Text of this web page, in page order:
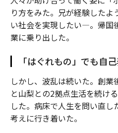
り方をみた。兄が経験した
い社会を実現したい―。帰国
業に乗り出した。
「はぐれもの」でも自
しかし、波乱は続いた。創
と山梨との2拠点生活を続け
した。病床で人生を問い直
考えに行き着いた。